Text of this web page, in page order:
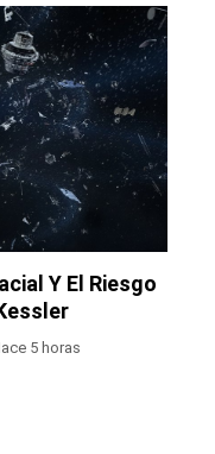
Y El Riesgo
5 horas